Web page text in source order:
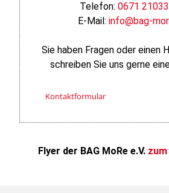
Telefon:0671
E-Mail:info@bag-
Sie haben Fragen oder einen
schreiben Sie uns gerne
Kontaktformular
Flyer der BAG MoRe e.V.